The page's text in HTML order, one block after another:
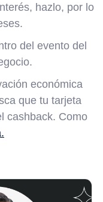
hazlo, por lo
del evento del
económica
que tu tarjeta
cashback. Como